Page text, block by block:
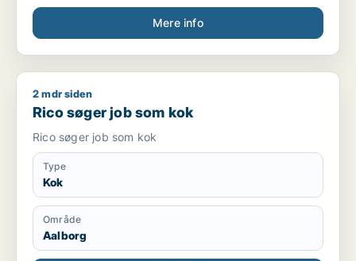
Mere info
Rico søger job som kok
2 mdr siden
Rico søger job som kok
Rico søger job som kok
Type
Kok
Område
Aalborg